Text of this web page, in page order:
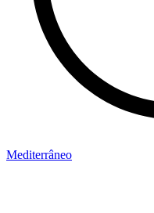
Mediterrâneo